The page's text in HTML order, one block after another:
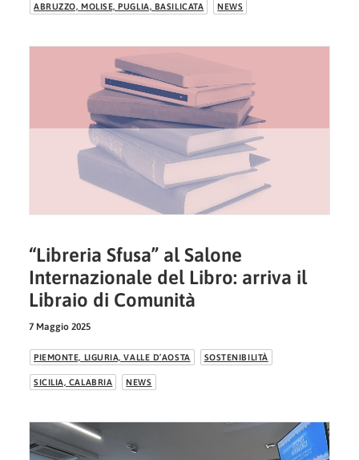
ABRUZZO, MOLISE, PUGLIA, BASILICATA NEWS
“Libreria Sfusa” al Salone
Internazionale del Libro: arriva il
Libraio di Comunità
7 Maggio 2025
PIEMONTE, LIGURIA, VALLE D’AOSTA SOSTENIBILITÀ
SICILIA, CALABRIA NEWS